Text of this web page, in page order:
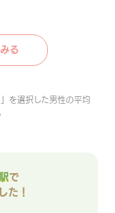
る
を選択した男性の平均
で
た！